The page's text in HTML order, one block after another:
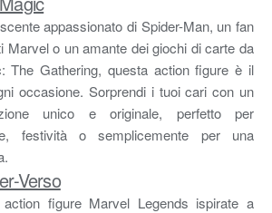
appassionato di Spider-Man, un fan
Marvel o un amante dei giochi di carte da
The Gathering, questa action figure è il
occasione. Sorprendi i tuoi cari con un
unico e originale, perfetto per
festività o semplicemente per una
Verso
figure Marvel Legends ispirate a